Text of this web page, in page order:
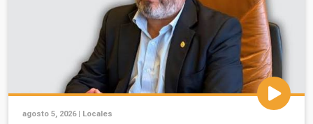
agosto 5, 2026 | Locales